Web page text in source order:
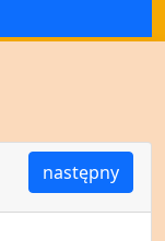
następny